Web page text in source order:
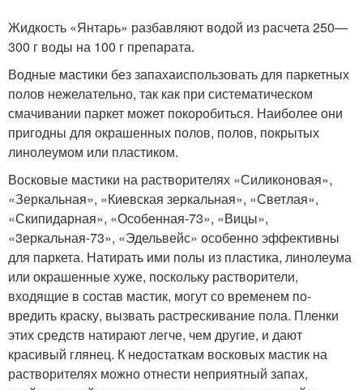
Жидкость «Янтарь» разбавля­ют водой из расчета 250—
300 г воды на 100 г препарата.
Водные мастики без запахаиспользовать для паркетных
полов нежелательно, так как при систематическом
смачива­нии паркет может покоробить­ся. Наиболее они
пригодны для окрашенных полов, полов, по­крытых
линолеумом или плас­тиком.
Восковые мастики на раство­рителях «Силиконовая»,
«Зер­кальная», «Киевская зеркаль­ная», «Светлая»,
«Скипидар­ная», «Особенная-73», «Вицы»,
«3еркальная-73», «Эдельвейс» особенно эффективны
для пар­кета. Натирать ими полы из пластика, линолеума
или окра­шенные хуже, поскольку рас­творители,
входящие в состав мастик, могут со временем по­
вредить краску, вызвать рас­трескивание пола. Пленки
этих средств натирают легче, чем другие, и дают
красивый гля­нец. К недостаткам восковых мастик на
растворителях мож­но отнести неприятный запах,